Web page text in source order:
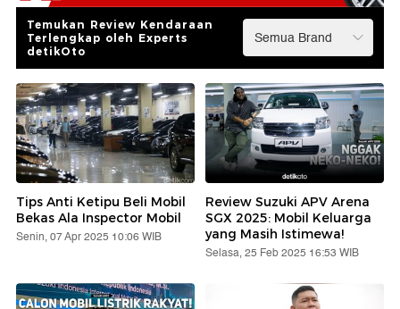
Temukan Review Kendaraan
Terlengkap oleh Experts
detikOto
Tips Anti Ketipu Beli Mobil
Bekas Ala Inspector Mobil
Senin, 07 Apr 2025 10:06 WIB
Review Suzuki APV Arena
SGX 2025: Mobil Keluarga
yang Masih Istimewa!
Selasa, 25 Feb 2025 16:53 WIB